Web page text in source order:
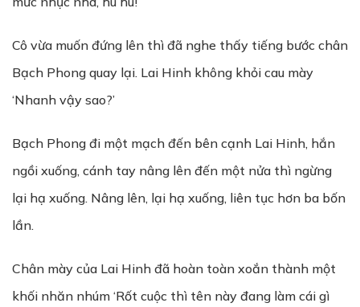
Cô vừa muốn đứng lên thì đã nghe thấy tiếng bước chân
Bạch Phong quay lại. Lai Hinh không khỏi cau mày
‘Nhanh vậy sao?’
Bạch Phong đi một mạch đến bên cạnh Lai Hinh, hắn
ngồi xuống, cánh tay nâng lên đến một nửa thì ngừng
lại hạ xuống. Nâng lên, lại hạ xuống, liên tục hơn ba bốn
lần.
Chân mày của Lai Hinh đã hoàn toàn xoắn thành một
khối nhăn nhúm ‘Rốt cuộc thì tên này đang làm cái gì